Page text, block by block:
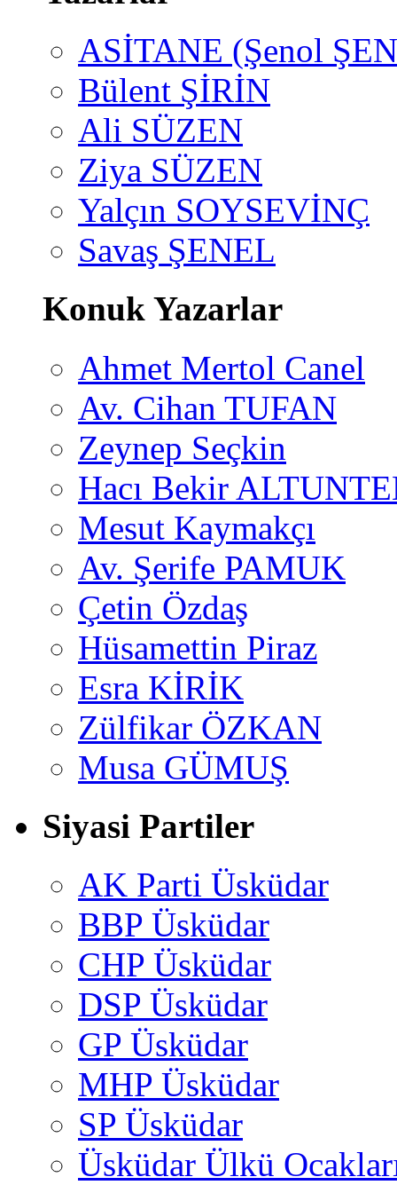
ASİTANE (Şenol
Bülent ŞİRİN
Ali SÜZEN
Ziya SÜZEN
Yalçın SOYSEVİNÇ
Savaş ŞENEL
Konuk Yazarlar
Ahmet Mertol Canel
Av. Cihan TUFAN
Zeynep Seçkin
Hacı Bekir
Mesut Kaymakçı
Av. Şerife PAMUK
Çetin Özdaş
Hüsamettin Piraz
Esra KİRİK
Zülfikar ÖZKAN
Musa GÜMUŞ
Siyasi Partiler
AK Parti Üsküdar
BBP Üsküdar
CHP Üsküdar
DSP Üsküdar
GP Üsküdar
MHP Üsküdar
SP Üsküdar
Üsküdar Ülkü